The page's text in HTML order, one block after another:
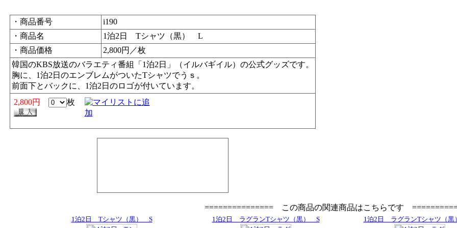
・商品番号
i190
・商品名
1泊2日 Tシャツ（黒） L
・商品価格
2,800円／枚
韓国のKBS放送のバラエティ番組「1泊2日」（イルバギイル）の公式グッズです。
胸に、1泊2日のエンブレムがついたTシャツでうｓ。
前面下とバックに、1泊2日のロゴが付いています。
2,800円
枚
=============== この商品の関連商品はこちらです
1泊2日 Tシャツ（黒） S 1泊2日 ラグランTシャツ（黒） S 1泊2日 ラグランTシャツ（